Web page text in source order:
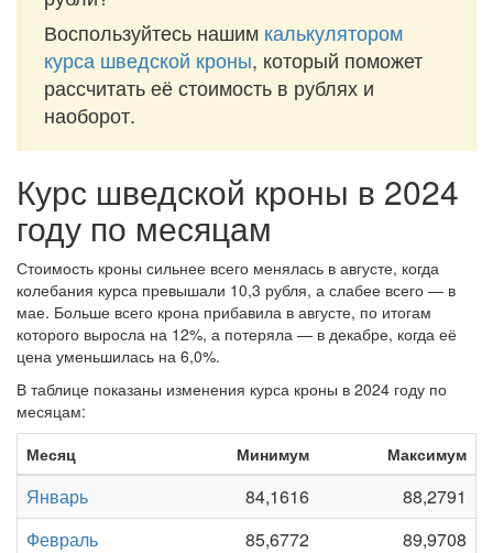
Воспользуйтесь нашим калькулятором
курса шведской кроны, который поможет
рассчитать её стоимость в рублях и
наоборот.
Курс шведской кроны в 2024
году по месяцам
Стоимость кроны сильнее всего менялась в августе, когда
колебания курса превышали 10,3 рубля, а слабее всего — в
мае. Больше всего крона прибавила в августе, по итогам
которого выросла на 12%, а потеряла — в декабре, когда её
цена уменьшилась на 6,0%.
В таблице показаны изменения курса кроны в 2024 году по
месяцам:
Месяц
Минимум Максимум
Январь 84,1616
88,2791
Февраль
85,6772
89,9708